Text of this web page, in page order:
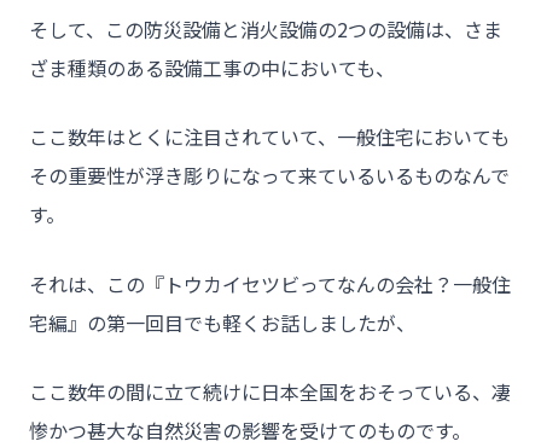
そして、この防災設備と消火設備の2つの設備は、さま
ざま種類のある設備工事の中においても、
ここ数年はとくに注目されていて、一般住宅においても
その重要性が浮き彫りになって来ているいるものなんで
す。
それは、この『トウカイセツビってなんの会社？一般住
宅編』の第一回目でも軽くお話しましたが、
ここ数年の間に立て続けに日本全国をおそっている、凄
惨かつ甚大な自然災害の影響を受けてのものです。